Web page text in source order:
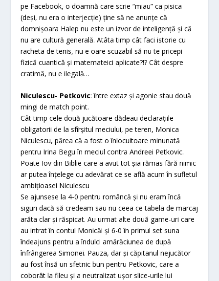
pe Facebook, o doamnă care scrie “miau” ca pisica
(deși, nu era o interjecție) ține să ne anunțe că
domnișoara Halep nu este un izvor de inteligență și că
nu are cultură generală. Atâta timp cât faci istorie cu
racheta de tenis, nu e oare scuzabil să nu te pricepi
fizică cuantică și matemateici aplicate?!? Cât despre
cratimă, nu e ilegală…
Niculescu- Petkovic: între extaz și agonie stau două
mingi de match point.
Cât timp cele două jucătoare dădeau declarațiile
obligatorii de la sfîrșitul meciului, pe teren, Monica
Niculescu, părea că a fost o înlocuitoare minunată
pentru Irina Begu în meciul contra Andreei Petkovic.
Poate Iov din Biblie care a avut tot șia rămas fără nimic
ar putea înțelege cu adevărat ce se află acum în sufletul
ambițioasei Niculescu
Se ajunsese la 4-0 pentru româncă și nu eram încă
siguri dacă să credeam sau nu ceea ce tabela de marcaj
arăta clar și răspicat. Au urmat alte două game-uri care
au intrat în contul Monicăi și 6-0 în primul set suna
îndeajuns pentru a îndulci amărăciunea de după
înfrângerea Simonei. Pauza, dar și căpitanul nejucător
au fost însă un sfetnic bun pentru Petkovic, care a
coborât la fileu și a neutralizat ușor slice-urile lui